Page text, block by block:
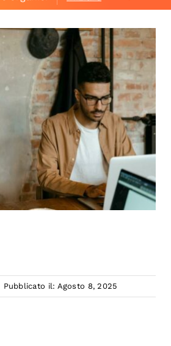
Pubblicato il: Agosto 8, 2025